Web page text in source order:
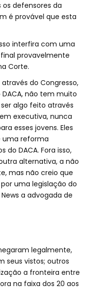
os defensores da
é provável que esta
interfira com uma
provavelmente
Corte.
do Congresso,
não tem muito
algo feito através
executiva, nunca
esses jovens. Eles
uma reforma
DACA. Fora isso,
alternativa, a não
mas não creio que
uma legislação do
a advogada de
legalmente,
seus vistos; outros
a fronteira entre
na faixa dos 20 aos